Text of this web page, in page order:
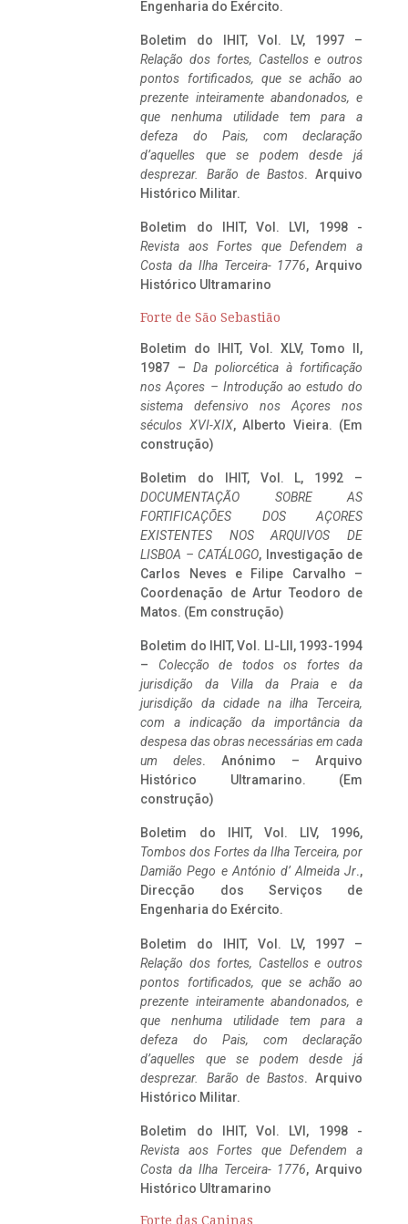
Engenharia do Exército.
Boletim do IHIT, Vol. LV, 1997 –
Relação dos fortes, Castellos e outros
pontos fortificados, que se achão ao
prezente inteiramente abandonados, e
que nenhuma utilidade tem para a
defeza do Pais, com declaração
d’aquelles que se podem desde já
desprezar. Barão de Bastos. Arquivo
Histórico Militar.
Boletim do IHIT, Vol. LVI, 1998 -
Revista aos Fortes que Defendem a
Costa da Ilha Terceira- 1776, Arquivo
Histórico Ultramarino
Forte de São Sebastião
Boletim do IHIT, Vol. XLV, Tomo II,
1987 – Da poliorcética à fortificação
nos Açores – Introdução ao estudo do
sistema defensivo nos Açores nos
séculos XVI-XIX, Alberto Vieira. (Em
construção)
Boletim do IHIT, Vol. L, 1992 –
DOCUMENTAÇÃO SOBRE AS
FORTIFICAÇÕES DOS AÇORES
EXISTENTES NOS ARQUIVOS DE
LISBOA – CATÁLOGO, Investigação de
Carlos Neves e Filipe Carvalho –
Coordenação de Artur Teodoro de
Matos. (Em construção)
Boletim do IHIT, Vol. LI-LII, 1993-1994
– Colecção de todos os fortes da
jurisdição da Villa da Praia e da
jurisdição da cidade na ilha Terceira,
com a indicação da importância da
despesa das obras necessárias em cada
um deles. Anónimo – Arquivo
Histórico Ultramarino. (Em
construção)
Boletim do IHIT, Vol. LIV, 1996,
Tombos dos Fortes da Ilha Terceira, por
Damião Pego e António d’ Almeida Jr.,
Direcção dos Serviços de
Engenharia do Exército.
Boletim do IHIT, Vol. LV, 1997 –
Relação dos fortes, Castellos e outros
pontos fortificados, que se achão ao
prezente inteiramente abandonados, e
que nenhuma utilidade tem para a
defeza do Pais, com declaração
d’aquelles que se podem desde já
desprezar. Barão de Bastos. Arquivo
Histórico Militar.
Boletim do IHIT, Vol. LVI, 1998 -
Revista aos Fortes que Defendem a
Costa da Ilha Terceira- 1776, Arquivo
Histórico Ultramarino
Forte das Caninas